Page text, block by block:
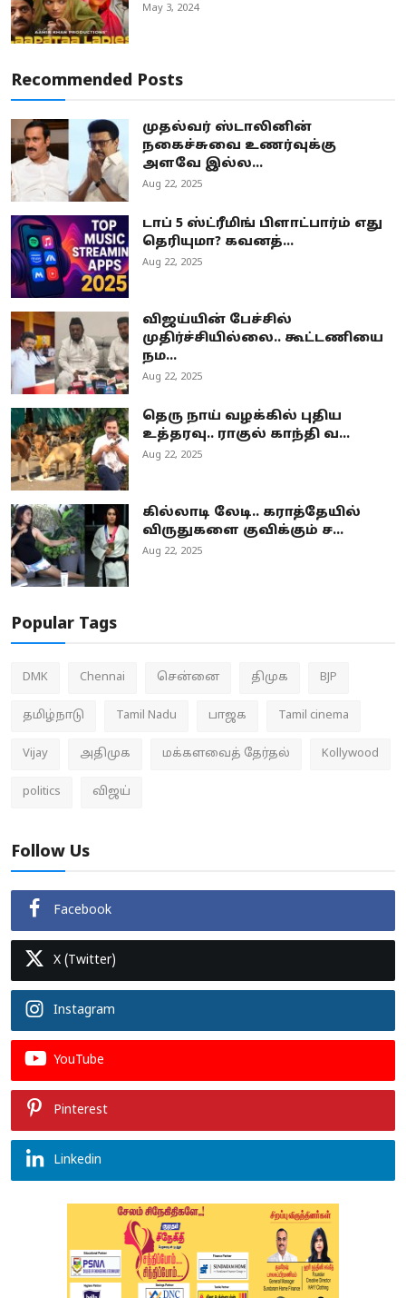
May 3, 2024
Recommended Posts
முதல்வர் ஸ்டாலினின்
நகைச்சுவை உணர்வுக்கு
அளவே இல்ல...
Aug 22, 2025
டாப் 5 ஸ்ட்ரீமிங் பிளாட்பார்ம் எது
தெரியுமா? கவனத்...
Aug 22, 2025
விஜய்யின் பேச்சில்
முதிர்ச்சியில்லை.. கூட்டணியை
நம...
Aug 22, 2025
தெரு நாய் வழக்கில் புதிய
உத்தரவு.. ராகுல் காந்தி வ...
Aug 22, 2025
கில்லாடி லேடி.. கராத்தேயில்
விருதுகளை குவிக்கும் ச...
Aug 22, 2025
Popular Tags
DMK Chennai சென்னை திமுக BJP
தமிழ்நாடு Tamil Nadu பாஜக Tamil cinema
Vijay அதிமுக மக்களவைத் தேர்தல் Kollywood
politics விஜய்
Follow Us
Facebook
X (Twitter)
Instagram
YouTube
Pinterest
Linkedin